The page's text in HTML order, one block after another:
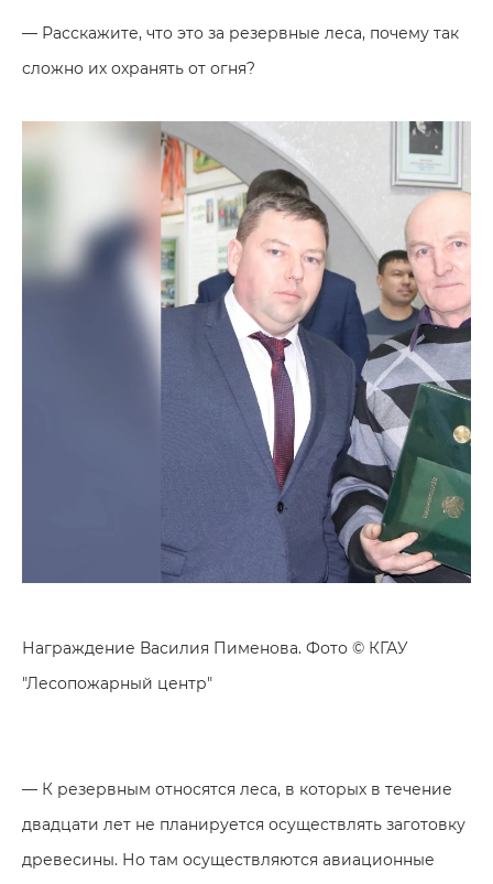
— Расскажите, что это за резервные леса, почему так
сложно их охранять от огня?
Награждение Василия Пименова. Фото © КГАУ
"Лесопожарный центр"
— К резервным относятся леса, в которых в течение
двадцати лет не планируется осуществлять заготовку
древесины. Но там осуществляются авиационные